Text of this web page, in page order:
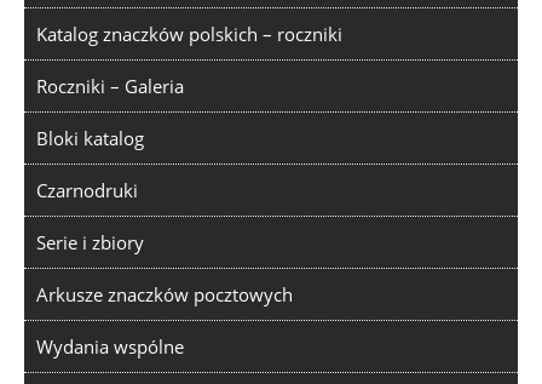
Katalog znaczków polskich – roczniki
Roczniki – Galeria
Bloki katalog
Czarnodruki
Serie i zbiory
Arkusze znaczków pocztowych
Wydania wspólne